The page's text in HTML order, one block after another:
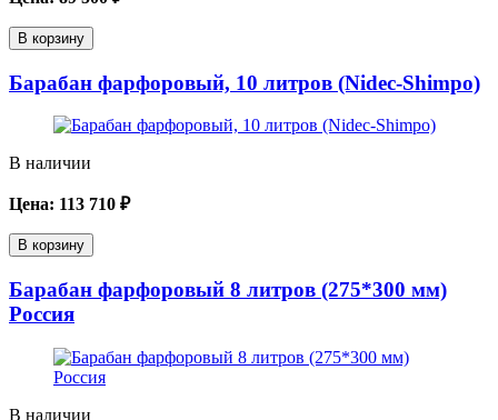
В корзину
Барабан фарфоровый, 10 литров (Nidec-Shimpo)
В наличии
Цена: 113 710 ₽
В корзину
Барабан фарфоровый 8 литров (275*300 мм)
Россия
В наличии